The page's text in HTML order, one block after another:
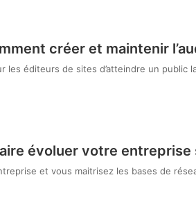
créer et maintenir
les éditeurs de sites d’atteindre un public
évoluer votre
et vous maitrisez les bases de